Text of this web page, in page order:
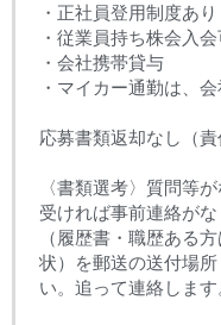
・正社員登用制度あり
・従業員持ち株会入
・会社携帯貸与
・マイカー通勤は、
応募書類返却なし（責
〈書類選考〉質問等
受ければ事前連絡が
（履歴書・職歴ある
状）を郵送の送付場
い。追って連絡します